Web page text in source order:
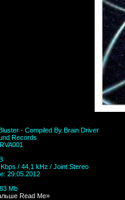
- Compiled By Brain Driver
Records
/ 44,1 kHz / Joint Stereo
29.05.2012
Mb
Read Me»